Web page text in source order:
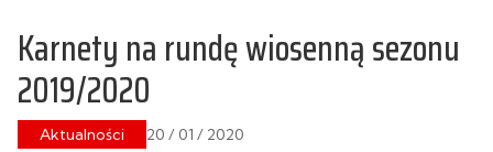
Karnety na rundę wiosenną sezonu
2019/2020
Aktualności 20 / 01 / 2020